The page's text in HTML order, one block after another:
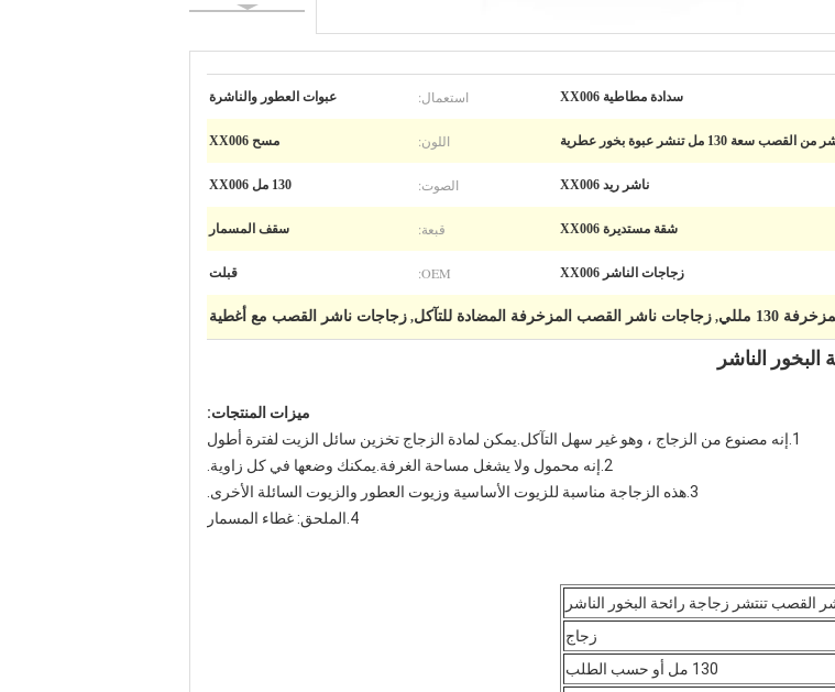
سدادة مطاطية XX006 استعمال: عبوات العطور والناشرة
130 مل تنشر عبوة بخور عطرية اللون: مسح XX006
ناشر ريد XX006 الصوت: 130 مل XX006
شقة مستديرة XX006 قبعة: سقف المسمار
زجاجات الناشر XX006 OEM: قبلت
130 مللي , زجاجات ناشر القصب المزخرفة المضادة للتآكل, زجاجات ناشر القصب مع أغطية
ميزات المنتجات:
1.إنه مصنوع من الزجاج ، وهو غير سهل التآكل.يمكن لمادة الزجاج تخزين سائل الزيت لفترة أطول
2.إنه محمول ولا يشغل مساحة الغرفة.يمكنك وضعها في كل زاوية.
3.هذه الزجاجة مناسبة للزيوت الأساسية وزيوت العطور والزيوت السائلة الأخرى.
4.الملحق: غطاء المسمار
زجاج
130 مل أو حسب الطلب